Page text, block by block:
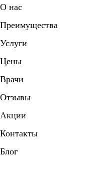
О нас
Преимущества
Услуги
Цены
Врачи
Отзывы
Акции
Контакты
Блог